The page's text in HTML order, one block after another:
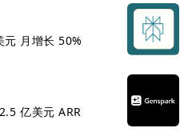
月增长 50%
亿美元 ARR